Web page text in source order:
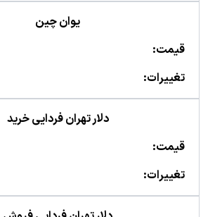
یوان چین
قیمت:
تغییرات:
دلار تهران فردایی خرید
قیمت:
تغییرات: